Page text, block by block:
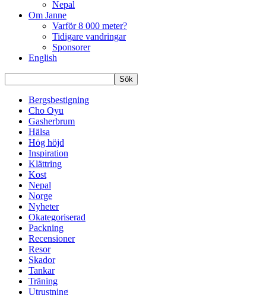
Nepal
Om Janne
Varför 8 000 meter?
Tidigare vandringar
Sponsorer
English
Bergsbestigning
Cho Oyu
Gasherbrum
Hälsa
Hög höjd
Inspiration
Klättring
Kost
Nepal
Norge
Nyheter
Okategoriserad
Packning
Recensioner
Resor
Skador
Tankar
Träning
Utrustning